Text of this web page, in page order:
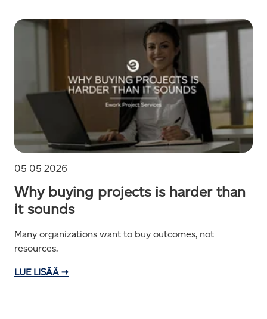
05 05 2026
Why buying projects is harder than
it sounds
Many organizations want to buy outcomes, not
resources.
LUE LISÄÄ →